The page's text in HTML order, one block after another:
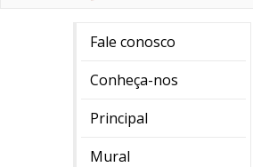
Fale conosco
Conheça-nos
Principal
Mural